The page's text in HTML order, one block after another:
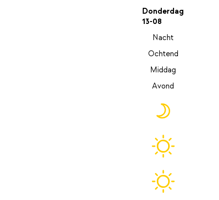
Donderdag
13-08
Nacht
Ochtend
Middag
Avond